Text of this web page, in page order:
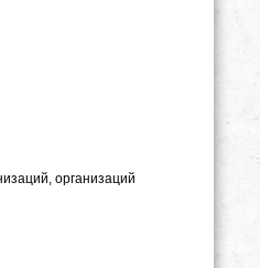
организаций